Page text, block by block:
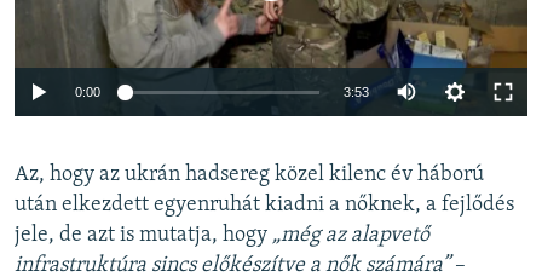
Auto 240p 360p 480p
720p 1080p
0:00 3:53
360p
480p
720p
Az, hogy az ukrán hadsereg közel kilenc év háború
után elkezdett egyenruhát kiadni a nőknek, a fejlődés
jele, de azt is mutatja, hogy „még az alapvető
infrastruktúra sincs előkészítve a nők számára”–